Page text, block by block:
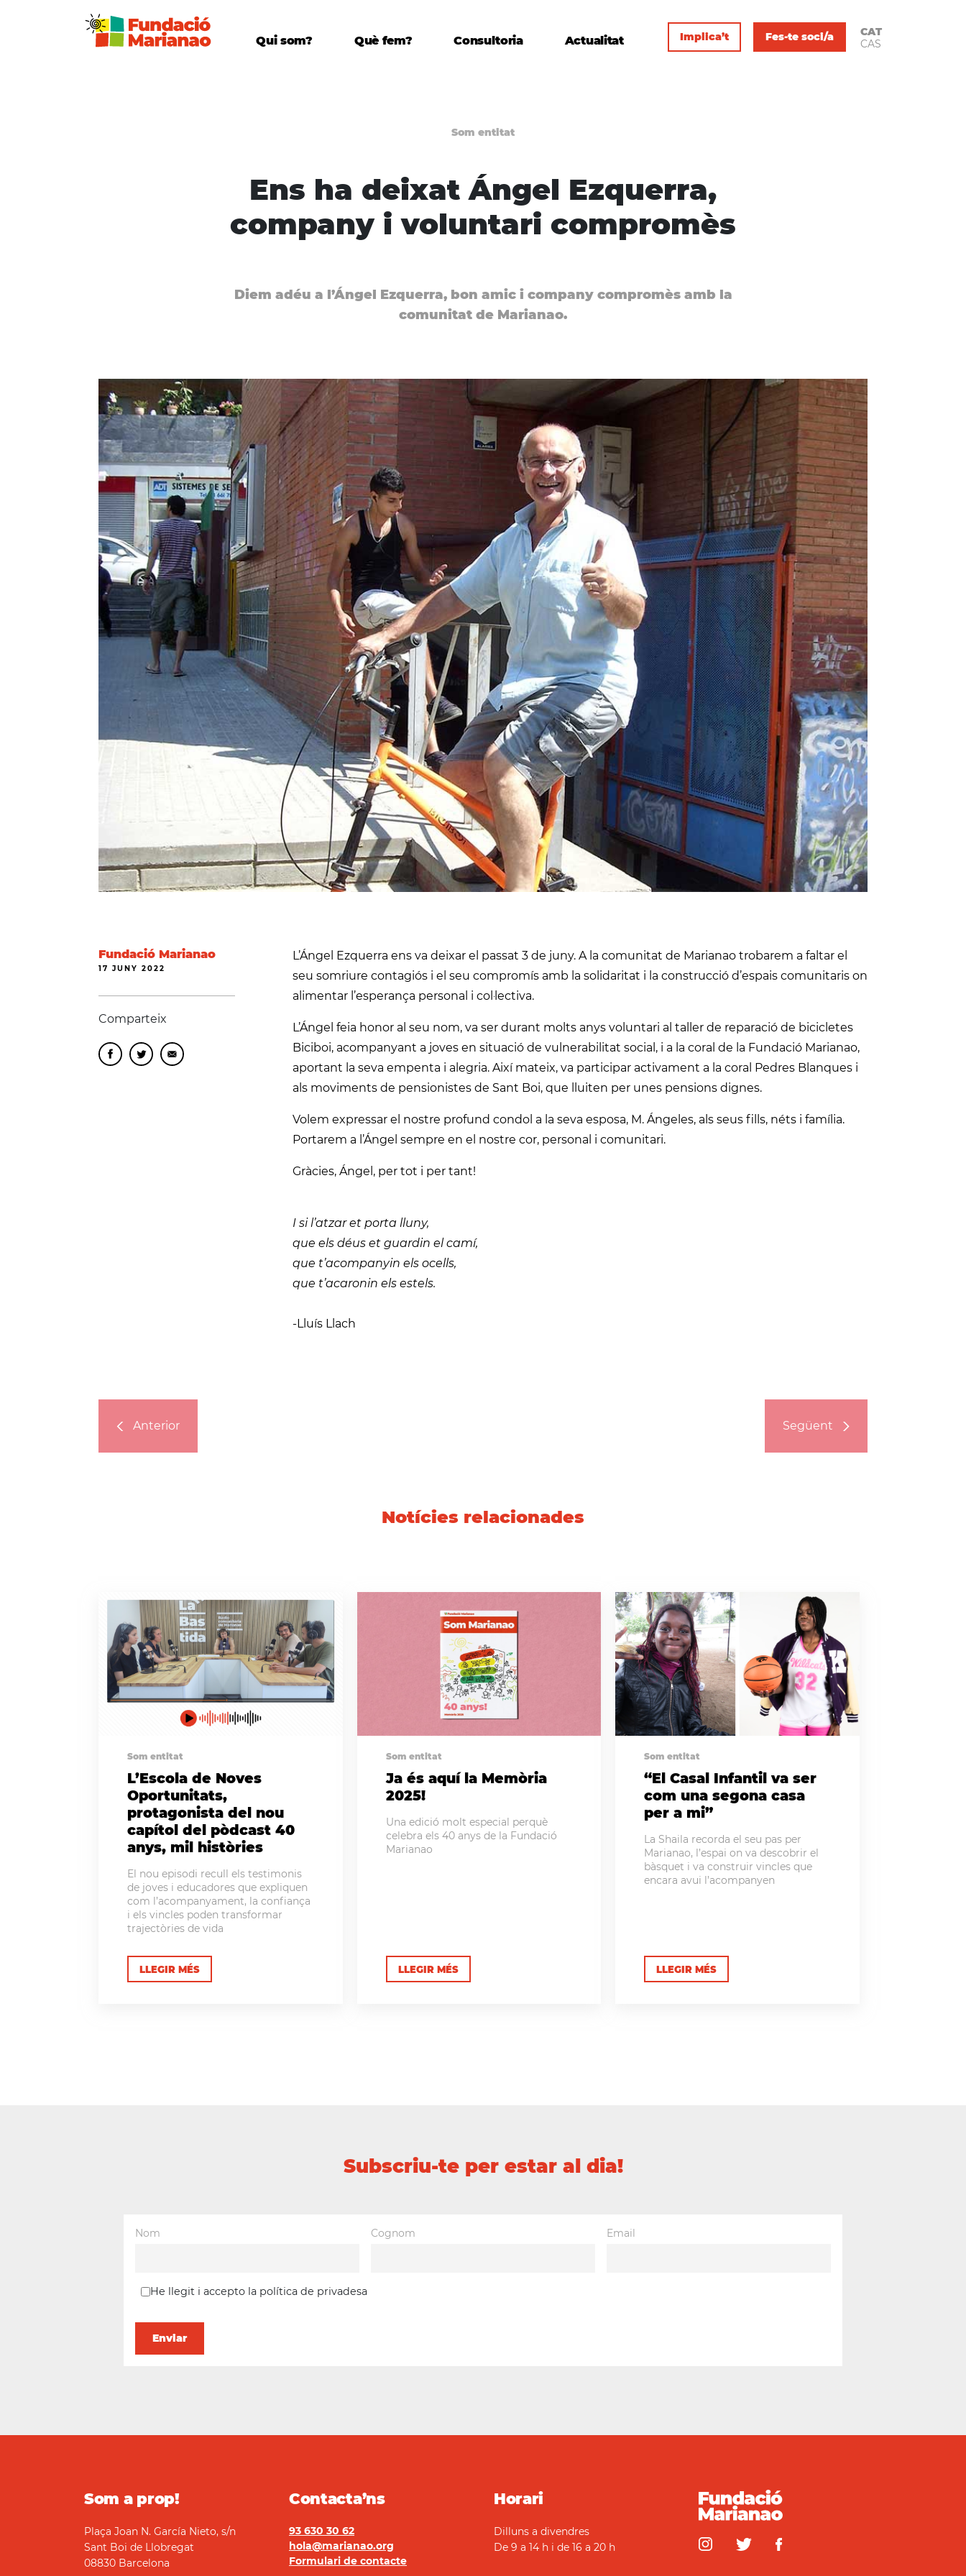
Qui som? Què fem? Consultoria Actualitat Implica’t Fes-te soci/a
CAT
CAS
Som entitat
Ens ha deixat Ángel Ezquerra,
company i voluntari compromès
Diem adéu a l’Ángel Ezquerra, bon amic i company compromès amb la
comunitat de Marianao.
Fundació Marianao
17 JUNY 2022
Comparteix
L’Ángel Ezquerra ens va deixar el passat 3 de juny. A la comunitat de Marianao trobarem a faltar el
seu somriure contagiós i el seu compromís amb la solidaritat i la construcció d’espais comunitaris on
alimentar l’esperança personal i col·lectiva.
L’Ángel feia honor al seu nom, va ser durant molts anys voluntari al taller de reparació de bicicletes
Biciboi, acompanyant a joves en situació de vulnerabilitat social, i a la coral de la Fundació Marianao,
aportant la seva empenta i alegria. Així mateix, va participar activament a la coral Pedres Blanques i
als moviments de pensionistes de Sant Boi, que lluiten per unes pensions dignes.
Volem expressar el nostre profund condol a la seva esposa, M. Ángeles, als seus fills, néts i família.
Portarem a l’Ángel sempre en el nostre cor, personal i comunitari.
Gràcies, Ángel, per tot i per tant!
I si l’atzar et porta lluny,
que els déus et guardin el camí,
que t’acompanyin els ocells,
que t’acaronin els estels.
-Lluís Llach
Anterior Següent
Notícies relacionades
Som entitat
L’Escola de Noves
Oportunitats,
protagonista del nou
capítol del pòdcast 40
anys, mil històries
El nou episodi recull els testimonis
de joves i educadores que expliquen
com l’acompanyament, la confiança
i els vincles poden transformar
trajectòries de vida
LLEGIR MÉS
Som entitat
Ja és aquí la Memòria
2025!
Una edició molt especial perquè
celebra els 40 anys de la Fundació
Marianao
LLEGIR MÉS
Som entitat
“El Casal Infantil va ser
com una segona casa
per a mi”
La Shaila recorda el seu pas per
Marianao, l’espai on va descobrir el
bàsquet i va construir vincles que
encara avui l’acompanyen
LLEGIR MÉS
Subscriu-te per estar al dia!
Nom Cognom Email
He llegit i accepto la política de privadesa
Som a prop!
Plaça Joan N. García Nieto, s/n
Sant Boi de Llobregat
08830 Barcelona
Contacta’ns
93 630 30 62
hola@marianao.org
Formulari de contacte
Horari
Dilluns a divendres
De 9 a 14 h i de 16 a 20 h
Marianao